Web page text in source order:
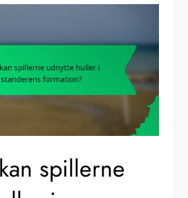
spillerne